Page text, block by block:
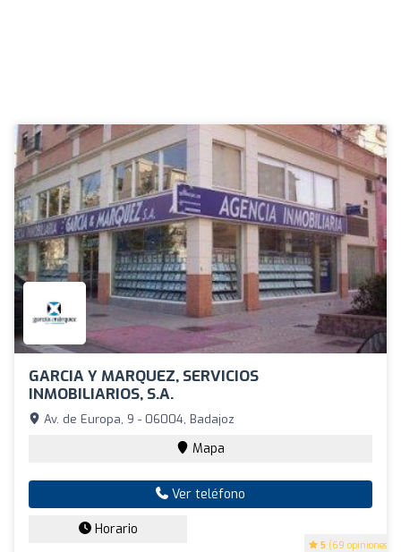
GARCIA Y MARQUEZ, SERVICIOS
INMOBILIARIOS, S.A.
5 (69 opiniones)
Av. de Europa, 9 - 06004, Badajoz
Mapa
Ver teléfono
Horario